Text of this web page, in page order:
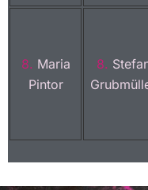
8. Maria
Pintor
8.